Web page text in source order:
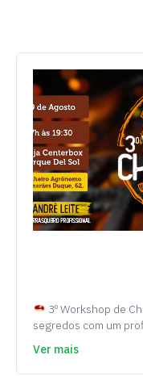
3º Workshop de
segredos com um
Ver mais